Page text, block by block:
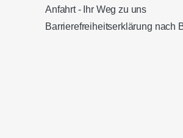
Anfahrt - Ihr Weg zu uns
Barrierefreiheitserklärung nach